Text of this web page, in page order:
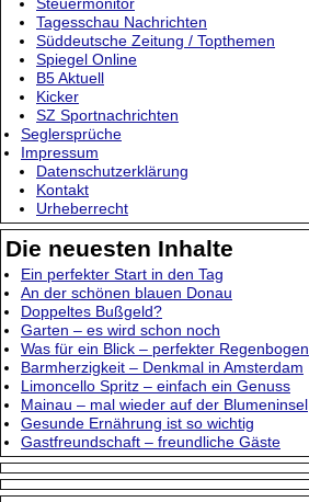
Tagesschau Nachrichten
Süddeutsche Zeitung / Topthemen
Spiegel Online
B5 Aktuell
Kicker
SZ Sportnachrichten
Seglersprüche
Impressum
Datenschutzerklärung
Kontakt
Urheberrecht
Die neuesten Inhalte
Ein perfekter Start in den Tag
An der schönen blauen Donau
Doppeltes Bußgeld?
Garten – es wird schon noch
Was für ein Blick – perfekter Regenbogen
Barmherzigkeit – Denkmal in Amsterdam
Limoncello Spritz – einfach ein Genuss
Mainau – mal wieder auf der Blumeninsel
Gesunde Ernährung ist so wichtig
Gastfreundschaft – freundliche Gäste